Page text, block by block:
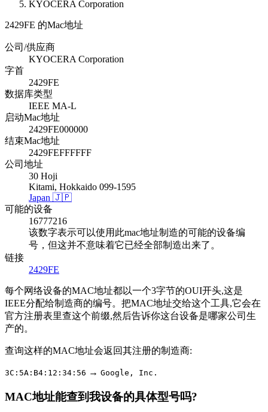
KYOCERA Corporation
2429FE 的Mac地址
公司/供应商
KYOCERA Corporation
字首
2429FE
数据库类型
IEEE MA-L
启动Mac地址
2429FE000000
结束Mac地址
2429FEFFFFFF
公司地址
30 Hoji
Kitami, Hokkaido 099-1595
Japan 🇯🇵
可能的设备
16777216
该数字表示可以使用此mac地址制造的可能的设备编
号，但这并不意味着它已经全部制造出来了。
链接
2429FE
每个网络设备的MAC地址都以一个3字节的OUI开头,这是
IEEE分配给制造商的编号。把MAC地址交给这个工具,它会在
官方注册表里查这个前缀,然后告诉你这台设备是哪家公司生
产的。
查询这样的MAC地址会返回其注册的制造商:
3C:5A:B4:12:34:56 → Google, Inc.
MAC地址能查到我设备的具体型号吗?